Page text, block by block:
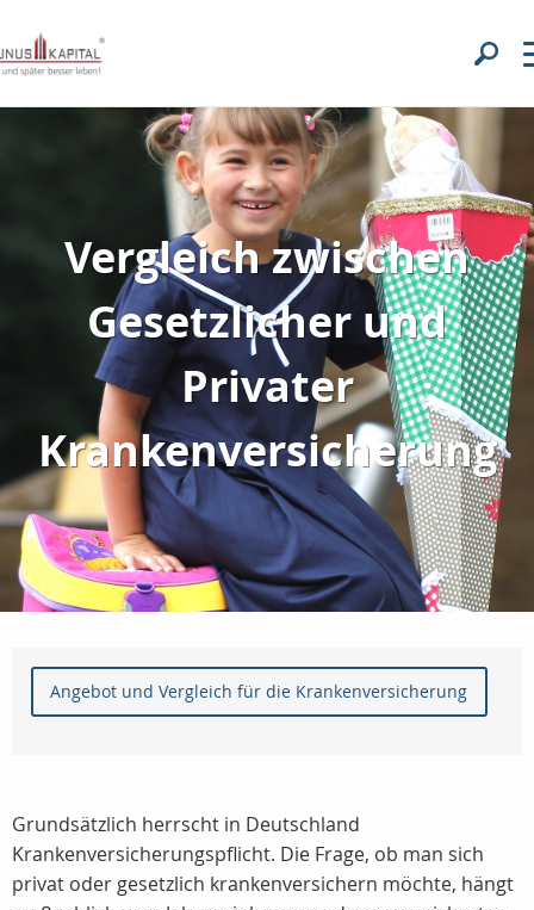
Vergleich zwischen
Gesetzlicher und
Privater
Krankenversicherung
Angebot und Vergleich für die Krankenversicherung
Grundsätzlich herrscht in Deutschland
Krankenversicherungspflicht. Die Frage, ob man sich
privat oder gesetzlich krankenversichern möchte, hängt